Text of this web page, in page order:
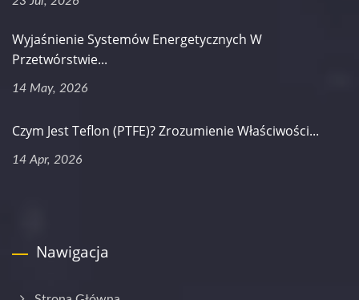
Wyjaśnienie Systemów Energetycznych W
Przetwórstwie...
14 May, 2026
Czym Jest Teflon (PTFE)? Zrozumienie Właściwości...
14 Apr, 2026
Nawigacja